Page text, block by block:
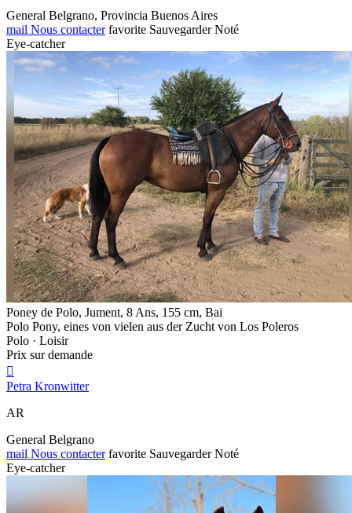
General Belgrano, Provincia Buenos Aires
mail Nous contacter favorite Sauvegarder Noté
Eye-catcher
Poney de Polo, Jument, 8 Ans, 155 cm, Bai
Polo Pony, eines von vielen aus der Zucht von Los Poleros
Polo · Loisir
Prix sur demande

Petra Kronwitter
AR
General Belgrano
mail Nous contacter favorite Sauvegarder Noté
Eye-catcher